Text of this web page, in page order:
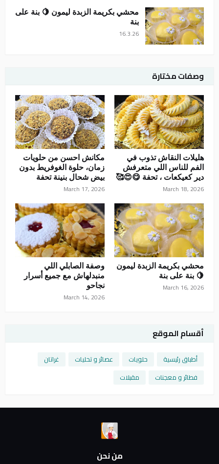
محشي بكريمة الزبدة ليمون 🍋 بنة على
بنة
16.3.26
وصفات مختارة
هليلات النقاش تذوب في
الفم للناس اللي متعرفش
دير كعيكعات ، تحفة 😋😍🥰
March 18, 2026
مكانش احسن من حلويات
زمان، حلوة الغوفريط بدون
بيض شحال بنينة تحفة
March 17, 2026
محشي بكريمة الزبدة ليمون
🍋 بنة على بنة
March 16, 2026
وصفة الصابلي اللي
منبدلهاش مع جميع أسرار
نجاحو
March 14, 2026
أقسام الموقع
أطباق رئيسية حلويات عصائر و تحليات
غراتان
فطائر و معجنات
مقبلات
من نحن